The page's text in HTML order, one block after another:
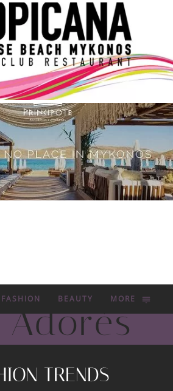
FASHION BEAUTY MORE
TRENDS